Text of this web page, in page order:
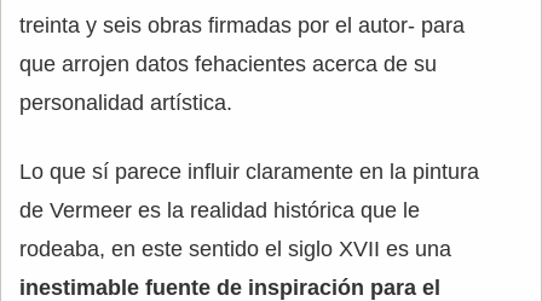
treinta y seis obras firmadas por el autor- para
que arrojen datos fehacientes acerca de su
personalidad artística.
Lo que sí parece influir claramente en la pintura
de Vermeer es la realidad histórica que le
rodeaba, en este sentido el siglo XVII es una
inestimable fuente de inspiración para el